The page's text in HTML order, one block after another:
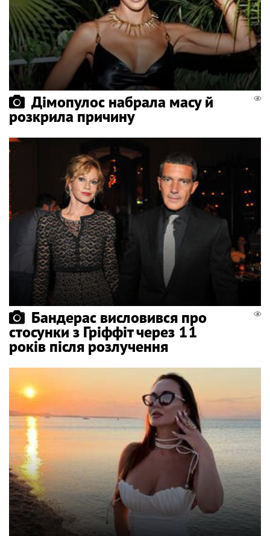
Дімопулос набрала масу й
розкрила причину
Бандерас висловився про
стосунки з Гріффіт через 11
років після розлучення